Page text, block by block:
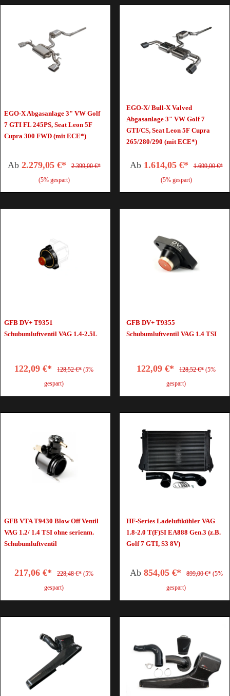
EGO-X Abgasanlage 3" VW Golf
7 GTI FL 245PS, Seat Leon 5F
Cupra 300 FWD (mit ECE*)
Ab 2.279,05 €*
2.399,00 €*
(5% gespart)
EGO-X/ Bull-X Valved
Abgasanlage 3" VW Golf 7
GTI/CS, Seat Leon 5F Cupra
265/280/290 (mit ECE*)
Ab 1.614,05 €*
1.699,00 €*
(5% gespart)
GFB DV+ T9351
Schubumluftventil VAG 1.4-2.5L
122,09 €* 128,52 €* (5%
gespart)
GFB DV+ T9355
Schubumluftventil VAG 1.4 TSI
122,09 €* 128,52 €* (5%
gespart)
GFB VTA T9430 Blow Off Ventil
VAG 1.2/ 1.4 TSI ohne serienm.
Schubumluftventil
217,06 €* 228,48 €* (5%
gespart)
HF-Series Ladeluftkühler VAG
1.8-2.0 T(F)SI EA888 Gen.3 (z.B.
Golf 7 GTI, S3 8V)
Ab 854,05 €* 899,00 €* (5%
gespart)